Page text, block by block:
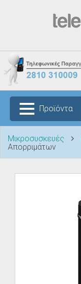
Προϊόντα
Μικροσυσκευές
Απορριμάτων